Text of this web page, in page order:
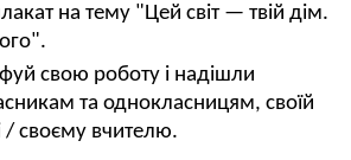
на тему "Цей світ — твій дім.
свою роботу і надішли
та однокласницям, своїй
/ своєму вчителю.